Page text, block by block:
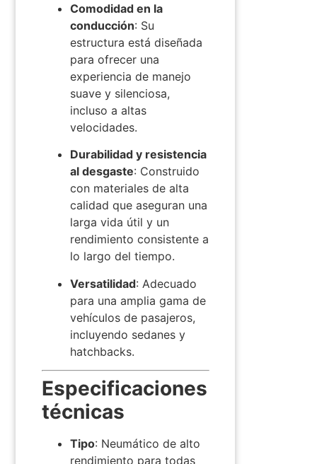
Comodidad en la
conducción: Su
estructura está diseñada
para ofrecer una
experiencia de manejo
suave y silenciosa,
incluso a altas
velocidades.
Durabilidad y resistencia
al desgaste: Construido
con materiales de alta
calidad que aseguran una
larga vida útil y un
rendimiento consistente a
lo largo del tiempo.
Versatilidad: Adecuado
para una amplia gama de
vehículos de pasajeros,
incluyendo sedanes y
hatchbacks.
Especificaciones
técnicas
Tipo: Neumático de alto
rendimiento para todas